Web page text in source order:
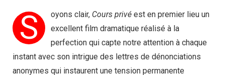
S oyons clair, Cours privé est en premier lieu un
excellent film dramatique réalisé à la
perfection qui capte notre attention à chaque
instant avec son intrigue des lettres de dénonciations
anonymes qui instaurent une tension permanente